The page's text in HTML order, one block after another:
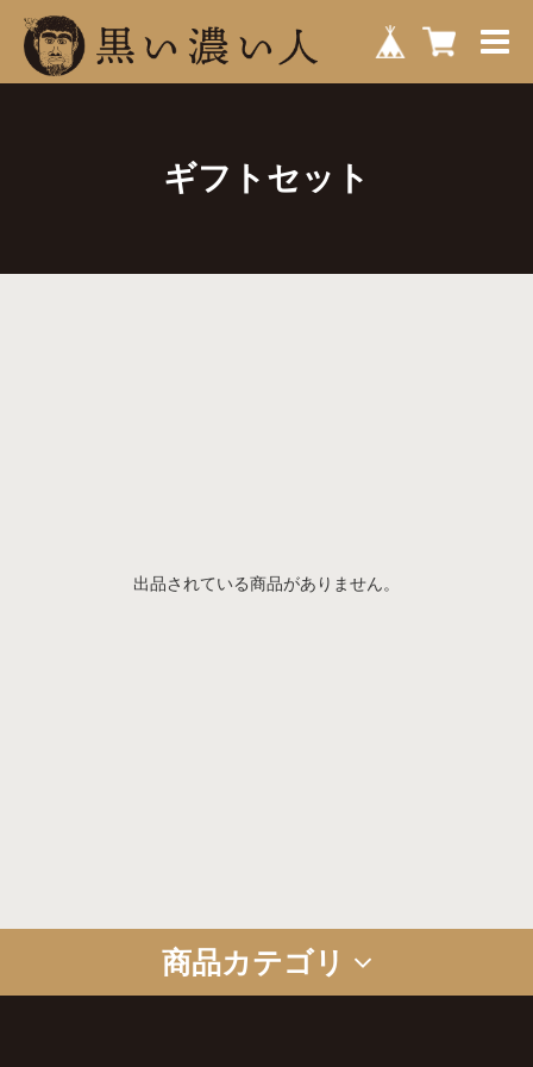
ギフトセット
出品されている商品がありません。
商品カテゴリ
グッズ お菓子 食品 アルコール